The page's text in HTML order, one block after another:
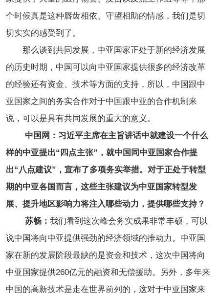
个时候真是这种唇齿相依、守望相助的情感，我们是切
切实实的感受到了。
那么谈到共同发展，中亚国家正处于新的经济发展
的历史时期，中国可以向中亚国家提供很多的经济改革
的经验还有资金、技术等方面的支持，所以，中国跟中
亚国家之间的务实合作对于中国跟中亚的合作机制来
说，可以是具有共同发展的重大的意义。
中国网：习近平主席在主旨讲话中就建设一个什么
样的中亚提出“四点主张”，就中国同中亚国家合作提
出“八点建议”，宣布了多项务实举措。对于正处于转型
期的中亚各国而言，这些主张建议为中亚国家转型发
展、提升地区影响力将注入哪些动力，提供哪些支持？
苏畅： 我们看到这次峰会务实成果非常丰硕，可以
说中国将向中亚提供强劲的经济领域的推动力。中亚国
家在新的发展阶段最缺的是资金和技术，这次中国将向
中亚国家提供260亿元的融资和无偿援助。另外，多年来
中国的高新技术是走在世界前列的，这对于中亚国家来